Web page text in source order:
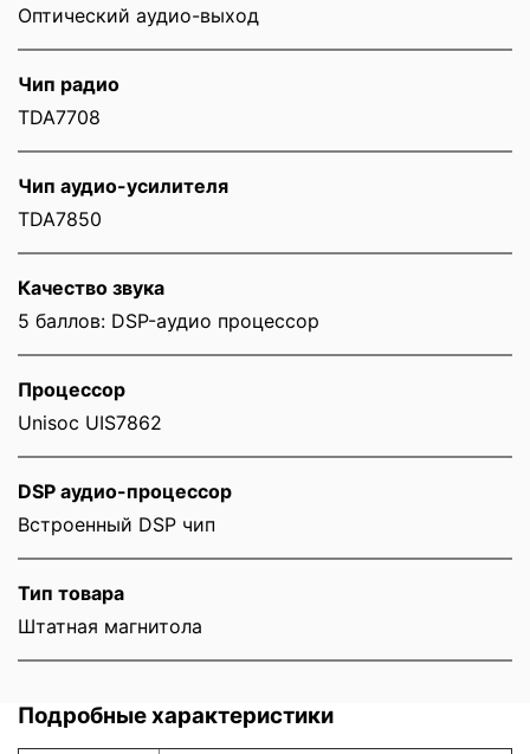
Оптический аудио-выход
Чип радио
TDA7708
Чип аудио-усилителя
TDA7850
Качество звука
5 баллов: DSP-аудио процессор
Процессор
Unisoc UIS7862
DSP аудио-процессор
Встроенный DSP чип
Тип товара
Штатная магнитола
Подробные характеристики